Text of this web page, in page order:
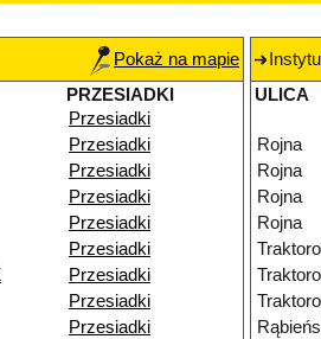
Pokaż na mapie
PRZESIADKI
Przesiadki
Przesiadki
Przesiadki
Przesiadki
Przesiadki
Przesiadki
Przesiadki
Przesiadki
Przesiadki
ULICA
Rojna
Rojna
Rojna
Rojna